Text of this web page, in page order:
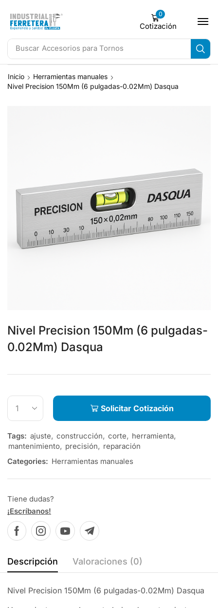
Buscar Accesorios para Tornos
0
Cotización
Inicio
Herramientas manuales
Nivel Precision 150Mm (6 pulgadas-0.02Mm) Dasqua
Nivel Precision 150Mm (6 pulgadas-
0.02Mm) Dasqua
Solicitar Cotización
Tags: ajuste, construcción, corte, herramienta,
mantenimiento, precisión, reparación
Categories: Herramientas manuales
Tiene dudas?
¡Escríbanos!
Descripción Valoraciones (0)
Nivel Precision 150Mm (6 pulgadas-0.02Mm) Dasqua